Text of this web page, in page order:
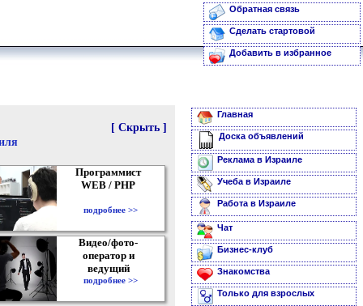
Обратная связь
Сделать стартовой
Добавить в избранное
[ Скрыть ]
Программист
WEB / PHP
подробнее >>
Видео/фото-
оператор и
ведущий
подробнее >>
Главная
Доска объявлений
Реклама в Израиле
Учеба в Израиле
Работа в Израиле
Чат
Бизнес-клуб
Знакомства
Только для взрослых